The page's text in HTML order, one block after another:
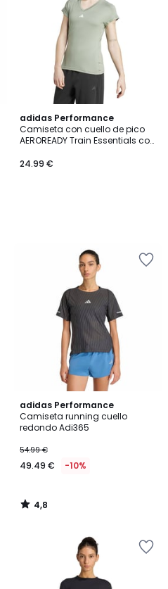
adidas Performance
Camiseta con cuello de pico
AEROREADY Train Essentials con
24.99 €
adidas Performance
Camiseta running cuello
redondo Adi365
54.99 €
49.49 € -10%
4,8
/ 5
4,8
/